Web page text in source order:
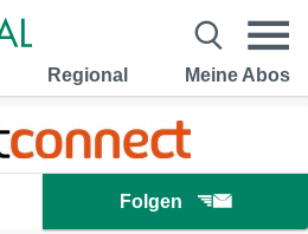
Regional Meine Abos
Folgen